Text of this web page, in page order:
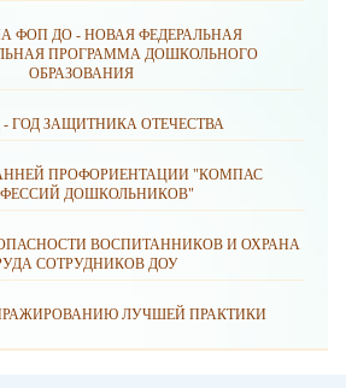
ФОП ДО - НОВАЯ ФЕДЕРАЛЬНАЯ
ПРОГРАММА ДОШКОЛЬНОГО
ОБРАЗОВАНИЯ
- ГОД ЗАЩИТНИКА ОТЕЧЕСТВА
ПРОФОРИЕНТАЦИИ "КОМПАС
ДОШКОЛЬНИКОВ"
ВОСПИТАННИКОВ И ОХРАНА
СОТРУДНИКОВ ДОУ
ЛУЧШЕЙ ПРАКТИКИ